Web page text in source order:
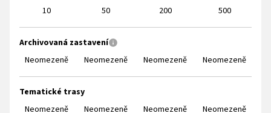
10
50 200 500
Archivovaná zastavení
Neomezeně
Neomezeně Neomezeně Neomezeně
Tematické trasy
Neomezeně
Neomezeně Neomezeně Neomezeně